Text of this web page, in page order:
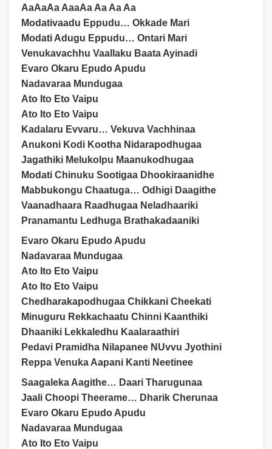
AaAaAa AaaAa Aa Aa Aa
Modativaadu Eppudu… Okkade Mari
Modati Adugu Eppudu… Ontari Mari
Venukavachhu Vaallaku Baata Ayinadi
Evaro Okaru Epudo Apudu
Nadavaraa Mundugaa
Ato Ito Eto Vaipu
Ato Ito Eto Vaipu
Kadalaru Evvaru… Vekuva Vachhinaa
Anukoni Kodi Kootha Nidarapodhugaa
Jagathiki Melukolpu Maanukodhugaa
Modati Chinuku Sootigaa Dhookiraanidhe
Mabbukongu Chaatuga… Odhigi Daagithe
Vaanadhaara Raadhugaa Neladhaariki
Pranamantu Ledhuga Brathakadaaniki
Evaro Okaru Epudo Apudu
Nadavaraa Mundugaa
Ato Ito Eto Vaipu
Ato Ito Eto Vaipu
Chedharakapodhugaa Chikkani Cheekati
Minuguru Rekkachaatu Chinni Kaanthiki
Dhaaniki Lekkaledhu Kaalaraathiri
Pedavi Pramidha Nilapanee NUvvu Jyothini
Reppa Venuka Aapani Kanti Neetinee
Saagaleka Aagithe… Daari Tharugunaa
Jaali Choopi Theerame… Dharik Cherunaa
Evaro Okaru Epudo Apudu
Nadavaraa Mundugaa
Ato Ito Eto Vaipu